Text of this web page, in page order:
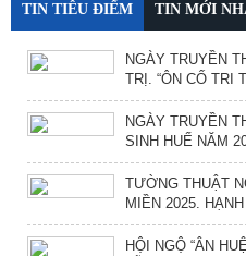
TIN TIÊU ĐIỂM TIN MỚI
NGÀY TRUYỀN
TRỊ. “ÔN CỐ TRI
NGÀY TRUYỀN
SINH HUẾ NĂM
TƯỜNG THUẬT
MIỀN 2025.
HỘI NGỘ “ÂN